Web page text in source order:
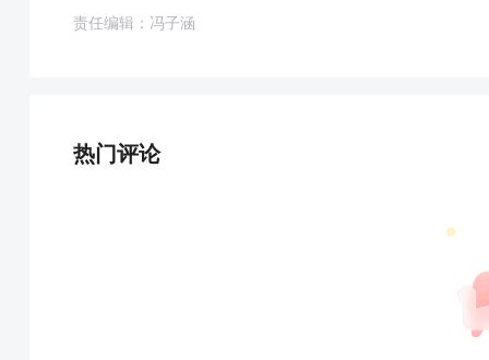
责任编辑：冯子涵
热门评论